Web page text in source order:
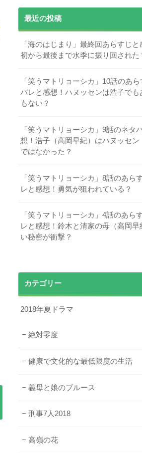
最近の投稿
「海のはじまり」最終回あらすじと
初から最後まで水季に振り回された
「笑うマトリョーシカ」10話のあら
バレと感想！ハヌッセンは浩子でも
もない？
「笑うマトリョーシカ」9話のネタ
想！浩子（高岡早紀）はハヌッセン
ではなかった？
「笑うマトリョーシカ」8話のあら
レと感想！勇気が狙われている？
「笑うマトリョーシカ」4話のあら
レと感想！鈴木と清家の母（高岡早
い秘密が衝撃？
カテゴリー
2018年夏ドラマ
絶対零度
健康で文化的な最低限度の生活
義母と娘のブルース
刑事7人2018
高嶺の花